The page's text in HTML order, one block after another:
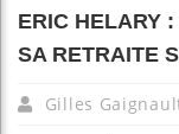
ERIC HELARY
SA RETRAITE
Gilles